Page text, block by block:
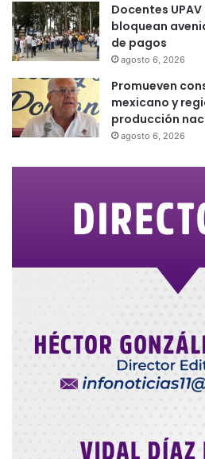
Docentes
bloquean
de pagos
agosto 6, 2026
Promueven
mexicano y
producción
agosto 6, 2026